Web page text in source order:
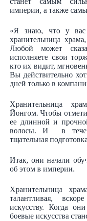
империи, а также
«Я знаю, что у вас
хранительница
Любой может
исполняете свои
кто их видит,
Вы действительно
дней только в
Хранительница
Йонгом. Чтобы
ее длинной и
волосы. И в
тщательная
Итак, они начали
об этом в империи.
Хранительница
талантливая,
искусству. Когда
боевые искусства